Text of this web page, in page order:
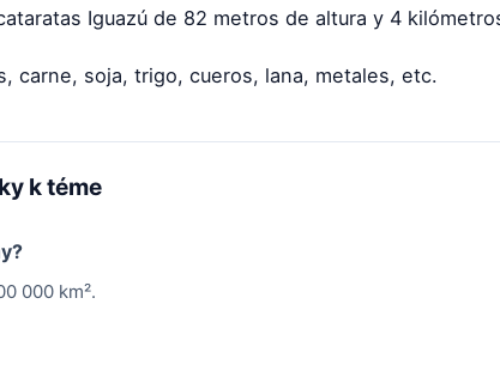
Iguazú de 82 metros de altura y 4
carne, soja, trigo, cueros, lana, metales, etc.
k téme
000 km².